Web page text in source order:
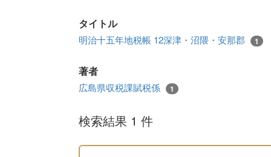
タイトル
明治十五年地税帳 12深津・沼隈・安那郡 1
著者
広島県収税課賦税係 1
検索結果 1 件